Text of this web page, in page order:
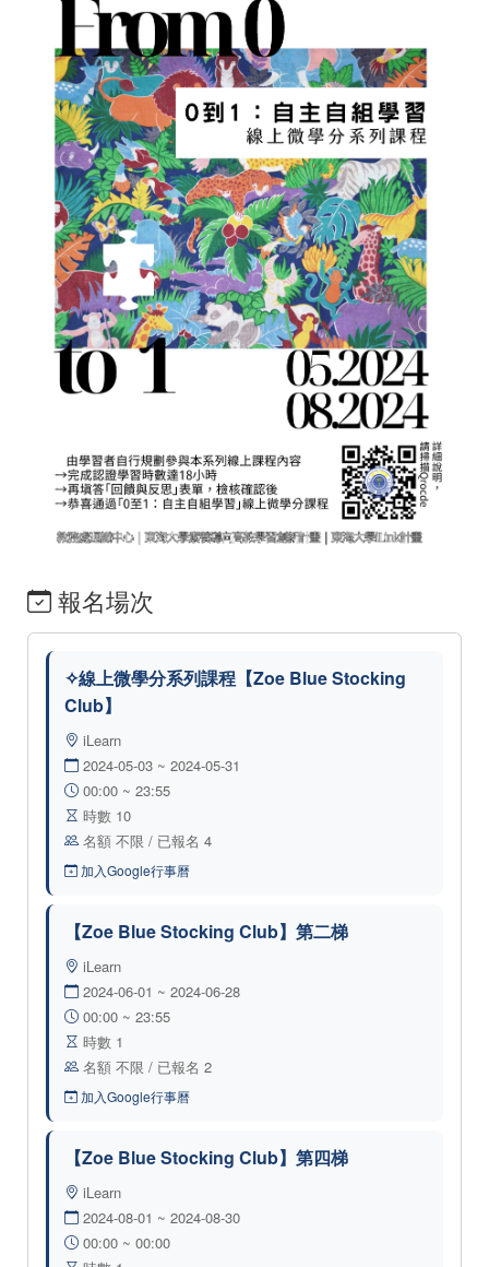
報名場次
✧線上微學分系列課程【Zoe Blue Stocking
Club】
iLearn
2024-05-03 ~ 2024-05-31
00:00 ~ 23:55
時數 10
名額 不限 / 已報名 4
加入Google行事曆
【Zoe Blue Stocking Club】第二梯
iLearn
2024-06-01 ~ 2024-06-28
00:00 ~ 23:55
時數 1
名額 不限 / 已報名 2
加入Google行事曆
【Zoe Blue Stocking Club】第四梯
iLearn
2024-08-01 ~ 2024-08-30
00:00 ~ 00:00